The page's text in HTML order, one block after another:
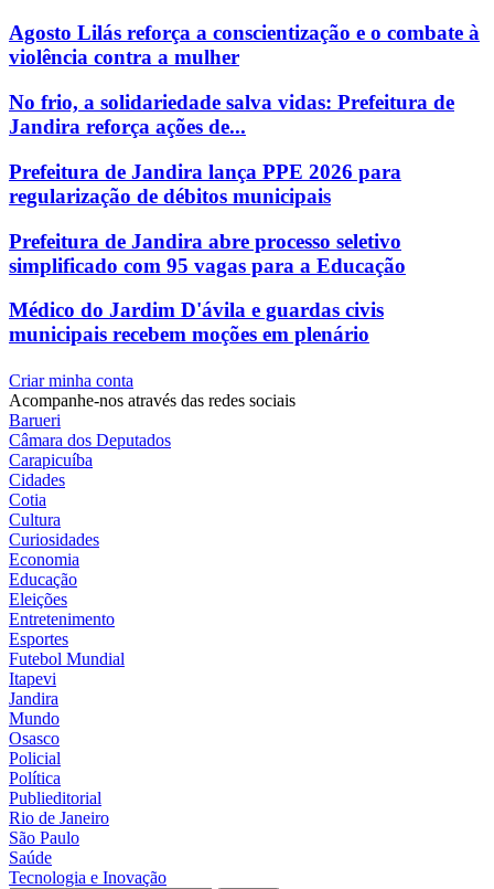
Agosto Lilás reforça a conscientização e o combate à
violência contra a mulher
No frio, a solidariedade salva vidas: Prefeitura de
Jandira reforça ações de...
Prefeitura de Jandira lança PPE 2026 para
regularização de débitos municipais
Prefeitura de Jandira abre processo seletivo
simplificado com 95 vagas para a Educação
Médico do Jardim D'ávila e guardas civis
municipais recebem moções em plenário
Criar minha conta
Acompanhe-nos através das redes sociais
Barueri
Câmara dos Deputados
Carapicuíba
Cidades
Cotia
Cultura
Curiosidades
Economia
Educação
Eleições
Entretenimento
Esportes
Futebol Mundial
Itapevi
Jandira
Mundo
Osasco
Policial
Política
Publieditorial
Rio de Janeiro
São Paulo
Saúde
Tecnologia e Inovação